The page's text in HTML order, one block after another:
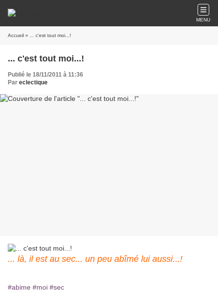
MENU
Accueil » ... c'est tout moi...!
... c'est tout moi...!
Publié le 18/11/2011 à 11:36
Par eclectique
... là, il est au sec... un peu abîmé lui aussi...!
#abime #moi #sec